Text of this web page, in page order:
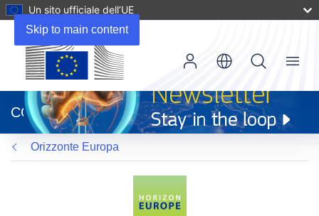
Skip to main content
Un sito ufficiale dell’UE
apre
in
una
nuova
finestra)
CORDIS
Menu
Orizzonte Europa